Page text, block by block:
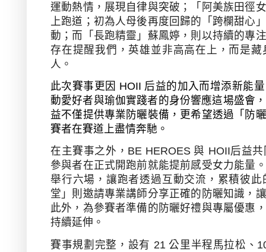
運動熱情，展現自律與突破；「阿美族田徑
上跑道；初為人母後再度回歸的「跨欄甜心
動；而「長跑精靈」蘇鳳婷，則以持續的專
存在提醒我們，英雄並非高高在上，而是
人。
此次賽事更因 HOII 后益的加入而增添新能
動愛好者與瑜伽實踐者的身份響應這場盛會
益不僅提供專業防曬裝備，更希望透過「防
賽者在賽道上盡情奔馳。
在主賽事之外， BE HEROES與 HOII后益
參與者在正式開跑前就能提前感受女力能量
舉行六場，讓跑者透過互動交流，累積彼
堂」則邀請專業講師分享正確的防曬知識，
此外，為參賽者準備的防曬好禮與專屬優惠
持續延伸。
賽事規劃完整，設有 21公里半程馬拉松、